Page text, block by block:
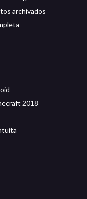
archivados
2018